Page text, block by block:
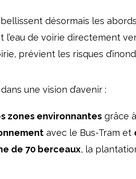
désormais les abords
de voirie directement
prévient les risques
une vision d’avenir :
zones environnantes grâce
avec le Bus-Tram et
de 70 berceaux, la